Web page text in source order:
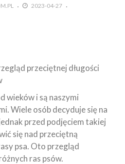
2023-04-27
przeciętnej długości
wieków i są naszymi
Wiele osób decyduje się na
przed podjęciem takiej
się nad przeciętną
psa. Oto przegląd
ras psów.